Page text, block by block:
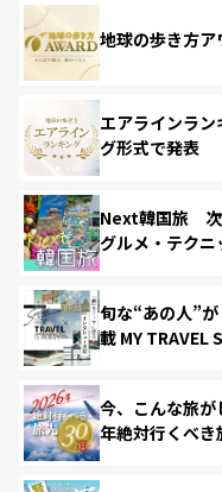
地球の歩き方
エアラインラ
グ形式で発表
Next韓国旅 次
グルメ・テクニ
旬な“あの人”
載 MY TRAVEL
今、こんな旅
年絶対行くべき